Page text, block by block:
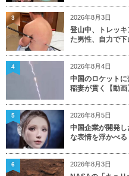
2026年8月3日
登山中、トレッ
た男性、自力で下
3
2026年8月4日
中国のロケット
稲妻が貫く【動画
4
2026年8月5日
中国企業が開発
な表情を浮かべる
5
2026年8月3日
6